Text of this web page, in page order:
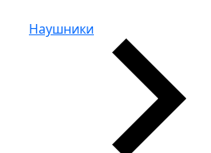
Наушники